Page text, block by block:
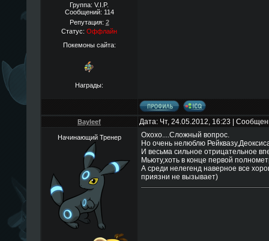
Группа: V.I.P.
Сообщений: 114
Репутация: 2
Статус: Оффлайн
Покемоны сайта:
Награды:
Bayleef Дата: Чт, 24.05.2012, 16:23 |
Начинающий Тренер
Охохо....Сложный вопрос.
Но очень нелюблю
И весьма сильное отрицательное
Мьюту,хоть в конце первой
А среди нелегенд наверное все
приязни не вызывает)